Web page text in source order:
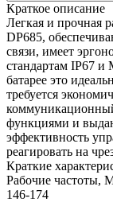
Краткое описание
Легкая и прочная
DP685,
связи, имеет
стандартам IP67 и
батарее это
требуется
функциями и
эффективность
реагировать на
Краткие
Рабочие частоты,
146-174